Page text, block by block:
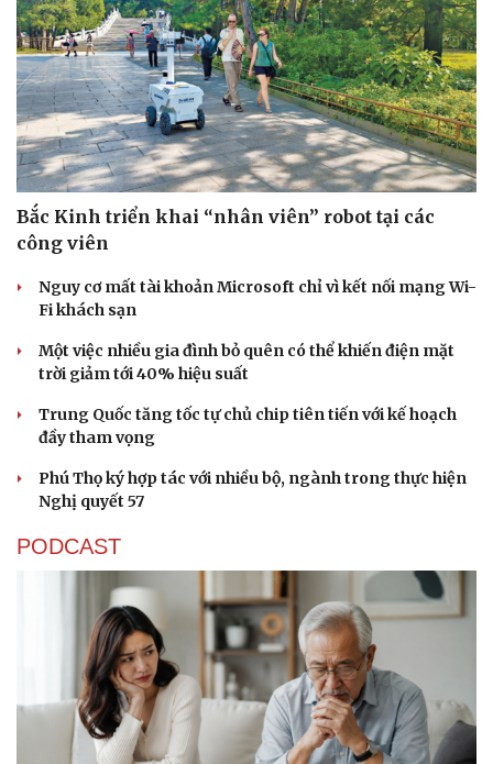
Sức khỏe
Dinh dưỡng - món ngon
Cây thuốc
Sản phụ khoa
Nam khoa
Làm đẹp - giảm cân
Ăn sạch sống khỏe
Đời sống
Blog
Bắc Kinh triển khai “nhân viên” robot tại các
công viên
Nguy cơ mất tài khoản Microsoft chỉ vì kết nối mạng Wi-
Fi khách sạn
Một việc nhiều gia đình bỏ quên có thể khiến điện mặt
trời giảm tới 40% hiệu suất
Trung Quốc tăng tốc tự chủ chip tiên tiến với kế hoạch
đầy tham vọng
Phú Thọ ký hợp tác với nhiều bộ, ngành trong thực hiện
Nghị quyết 57
PODCAST